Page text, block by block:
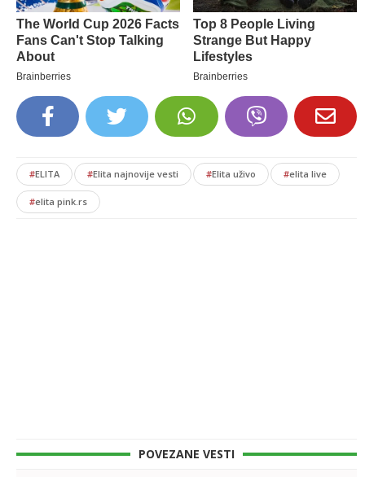
#ELITA #Elita najnovije vesti #Elita uživo #elita live
#elita pink.rs
POVEZANE VESTI